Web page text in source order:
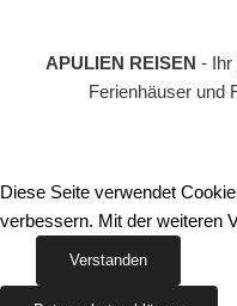
APULIEN REISEN - Ihr
Ferienhäuser und
Diese Seite verwendet
verbessern. Mit der weiteren
Verstanden